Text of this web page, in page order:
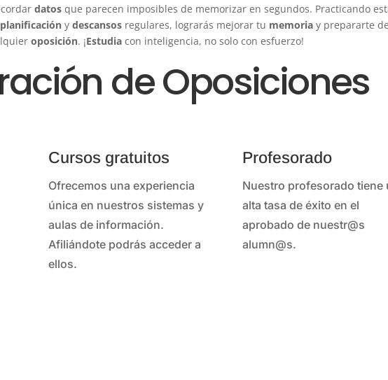
datos que parecen imposibles de memorizar en segundos. Practicando
planificación ydescansos regulares, lograrás mejorar tu memoria y prepararte
oposición. ¡Estudia con inteligencia, no solo con esfuerzo!
de Oposiciones
Cursos gratuitos
Ofrecemos una experiencia
única en nuestros sistemas y
aulas de información.
Afiliándote podrás acceder a
ellos.
Profesorado
Nuestro profesorado tiene
alta tasa de éxito en el
aprobado de nuestr@s
alumn@s.